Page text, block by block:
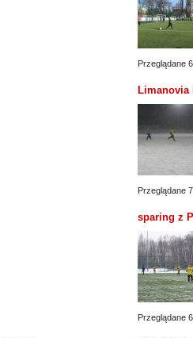
Przeglądane
Limanovia
Przeglądane
sparing z
Przeglądane